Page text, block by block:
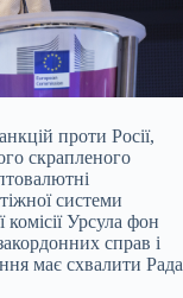
проти Росії,
скрапленого
системи
Урсула фон
справ і
має схвалити Рада